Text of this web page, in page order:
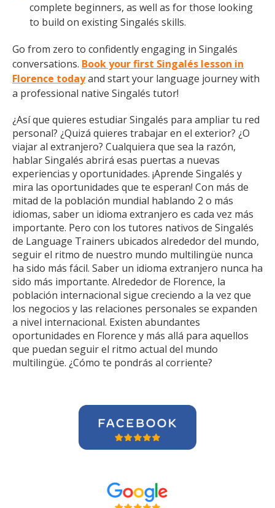
complete beginners, as well as for those looking
to build on existing Singalés skills.
Go from zero to confidently engaging in Singalés
conversations. Book your first Singalés lesson in
Florence todayand start your language journey with
a professional native Singalés tutor!
¿Así que quieres estudiar Singalés para ampliar tu red
personal? ¿Quizá quieres trabajar en el exterior? ¿O
viajar al extranjero? Cualquiera que sea la razón,
hablar Singalés abrirá esas puertas a nuevas
experiencias y oportunidades. ¡Aprende Singalés y
mira las oportunidades que te esperan! Con más de
mitad de la población mundial hablando 2 o más
idiomas, saber un idioma extranjero es cada vez más
importante. Pero con los tutores nativos de Singalés
de Language Trainers ubicados alrededor del mundo,
seguir el ritmo de nuestro mundo multilingüe nunca
ha sido más fácil. Saber un idioma extranjero nunca ha
sido más importante. Alrededor de Florence, la
población internacional sigue creciendo a la vez que
los negocios y las relaciones personales se expanden
a nivel internacional. Existen abundantes
oportunidades en Florence y más allá para aquellos
que puedan seguir el ritmo actual del mundo
multilingüe. ¿Cómo te pondrás al corriente?